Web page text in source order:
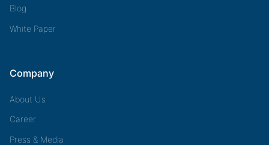
Blog
White Paper
Company
About Us
Career
Press & Media